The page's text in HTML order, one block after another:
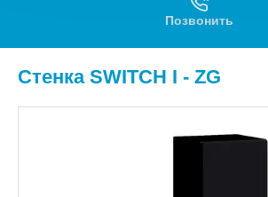
Позвонить
Стенка SWITCH I - ZG